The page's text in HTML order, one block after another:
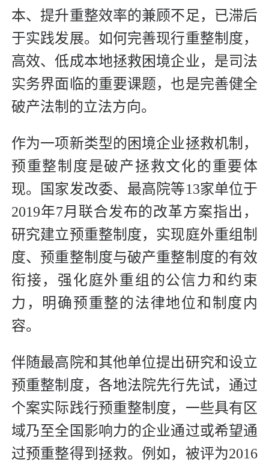
本、提升重整效率的兼顾不足，已滞后
于实践发展。如何完善现行重整制度，
高效、低成本地拯救困境企业，是司法
实务界面临的重要课题，也是完善健全
破产法制的立法方向。
作为一项新类型的困境企业拯救机制，
预重整制度是破产拯救文化的重要体
现。国家发改委、最高院等13家单位于
2019年7月联合发布的改革方案指出，
研究建立预重整制度，实现庭外重组制
度、预重整制度与破产重整制度的有效
衔接，强化庭外重组的公信力和约束
力，明确预重整的法律地位和制度内
容。
伴随最高院和其他单位提出研究和设立
预重整制度，各地法院先行先试，通过
个案实际践行预重整制度，一些具有区
域乃至全国影响力的企业通过或希望通
过预重整得到拯救。例如，被评为2016